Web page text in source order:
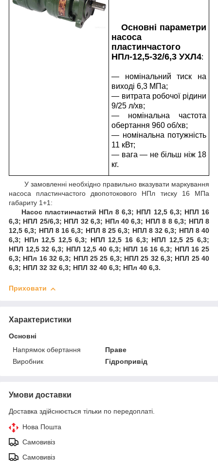
Основні параметри
насоса
пластинчастого
НПл-12,5-32/6,3 УХЛ4:
— номінальний тиск на
виході 6,3 МПа;
— витрата робочої рідини
9/25 л/хв;
— номінальна частота
обертання 960 об/хв;
— номінальна потужність
11 кВт;
— вага — не більш ніж 18
кг.
У замовленні необхідно правильно вказувати маркування
насоса пластинчастого двопотокового НПл тиску 16 МПа
габариту 1+1:
Насос пластинчастий НПл 8 6,3; НПЛ 12,5 6,3; НПЛ 16
6,3; НПЛ 25/6,3; НПЛ 32 6,3; НПл 40 6,3; НПЛ 8 8 6,3; НПЛ 8
12,5 6,3; НПЛ 8 16 6,3; НПЛ 8 25 6,3; НПЛ 8 32 6,3; НПЛ 8 40
6,3; НПл 12,5 12,5 6,3; НПЛ 12,5 16 6,3; НПЛ 12,5 25 6,3;
НПЛ 12,5 32 6,3; НПЛ 12,5 40 6,3; НПЛ 16 16 6,3; НПЛ 16 25
6,3; НПл 16 32 6,3; НПЛ 25 25 6,3; НПЛ 25 32 6,3; НПЛ 25 40
6,3; НПЛ 32 32 6,3; НПЛ 32 40 6,3; НПл 40 6,3.
Приховати
Характеристики
Основні
Напрямок обертання
Праве
Виробник
Гідропривід
Умови доставки
Доставка здійснюється тільки по передоплаті.
Нова Пошта
Самовивіз
Самовивіз